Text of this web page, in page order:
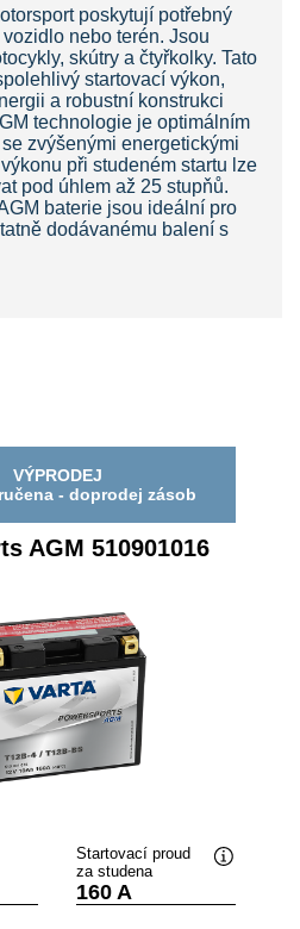
poskytují potřebný
nebo terén. Jsou
skútry a čtyřkolky. Tato
startovací výkon,
a robustní konstrukci
technologie je optimálním
zvýšenými energetickými
při studeném startu lze
pod úhlem až 25 stupňů.
baterie jsou ideální pro
dodávanému balení s
VÝPRODEJ
- doprodej zásob
AGM 510901016
Startovací proud
za studena
160 A